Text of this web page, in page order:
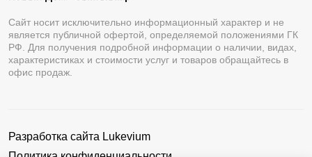
Сайт носит исключительно информационный характер и не
является публичной офертой, определяемой положениями ГК
РФ. Для получения подробной информации о наличии, видах,
характеристиках и стоимости услуг и товаров обращайтесь в
офис продаж.
Разработка сайта Lukevium